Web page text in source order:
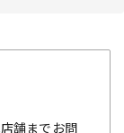
舗までお問